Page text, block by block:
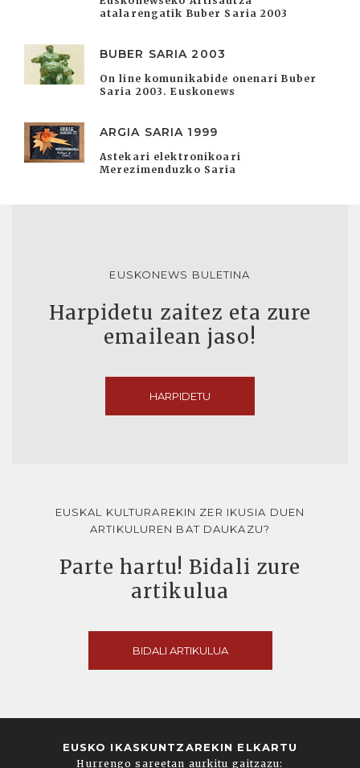
atalarengatik Buber Saria 2003
BUBER SARIA 2003
On line komunikabide onenari Buber
Saria 2003. Euskonews
ARGIA SARIA 1999
Astekari elektronikoari
Merezimenduzko Saria
EUSKONEWS BULETINA
Harpidetu zaitez eta zure
emailean jaso!
HARPIDETU
EUSKAL KULTURAREKIN ZER IKUSIA DUEN
ARTIKULUREN BAT DAUKAZU?
Parte hartu! Bidali zure
artikulua
BIDALI ARTIKULUA
EUSKO IKASKUNTZAREKIN ELKARTU
Hurrengo sareetan aurkitu gaitzazu: